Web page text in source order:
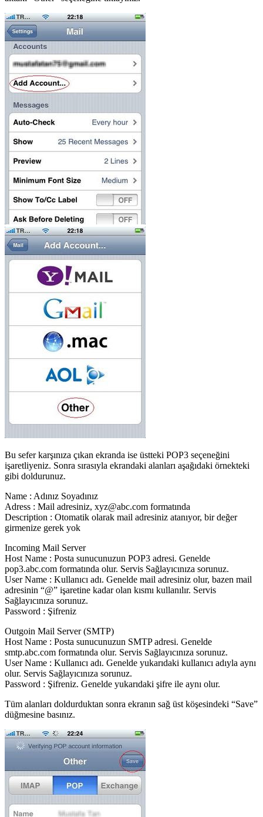
Bu sefer karşınıza çıkan ekranda ise üstteki POP3 seçeneğini
işaretliyeniz. Sonra sırasıyla ekrandaki alanları aşağıdaki örnekteki
gibi doldurunuz.
Name : Adınız Soyadınız
Adress : Mail adresiniz, xyz@abc.com formatında
Description : Otomatik olarak mail adresiniz atanıyor, bir değer
girmenize gerek yok
Incoming Mail Server
Host Name : Posta sunucunuzun POP3 adresi. Genelde
pop3.abc.com formatında olur. Servis Sağlayıcınıza sorunuz.
User Name : Kullanıcı adı. Genelde mail adresiniz olur, bazen mail
adresinin “@” işaretine kadar olan kısmı kullanılır. Servis
Sağlayıcınıza sorunuz.
Password : Şifreniz
Outgoin Mail Server (SMTP)
Host Name : Posta sunucunuzun SMTP adresi. Genelde
smtp.abc.com formatında olur. Servis Sağlayıcınıza sorunuz.
User Name : Kullanıcı adı. Genelde yukarıdaki kullanıcı adıyla aynı
olur. Servis Sağlayıcınıza sorunuz.
Password : Şifreniz. Genelde yukarıdaki şifre ile aynı olur.
Tüm alanları doldurduktan sonra ekranın sağ üst köşesindeki “Save”
düğmesine basınız.